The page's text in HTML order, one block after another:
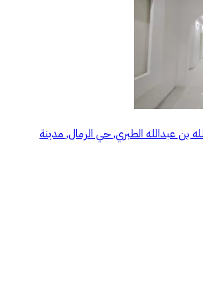
بن عبدالله الطبري, حي الرمال, مدينة